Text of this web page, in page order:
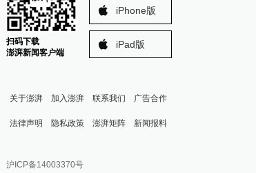
扫码下载
澎湃新闻客户端
iPhone版
iPad版
关于澎湃 加入澎湃 联系我们 广告合作
法律声明 隐私政策 澎湃矩阵
澎湃新闻公众号
新闻报料
报料邮箱: news@thepaper.cn
沪ICP备14003370号